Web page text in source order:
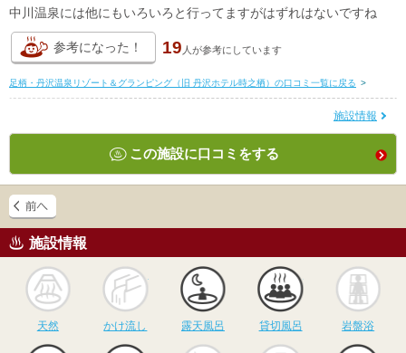
中川温泉には他にもいろいろと行ってますがはずれはないですね
参考になった！ 19 人が参考にしています
足柄・丹沢温泉リゾート＆グランピング（旧 丹沢ホテル時之栖）の口コミ一覧に戻る >
施設情報
この施設に口コミをする
施設情報
天然
かけ流し
かけ流し
露天風呂
露天風呂
貸切風呂
貸切風呂 岩盤浴